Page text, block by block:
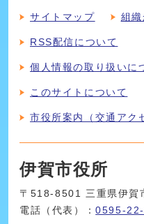
サイトマップ 組
RSS配信について
個人情報の取り扱いに
このサイトについて
市役所案内（交通アク
伊賀市役所
〒518-8501 三重県伊賀
電話（代表）：0595-22-